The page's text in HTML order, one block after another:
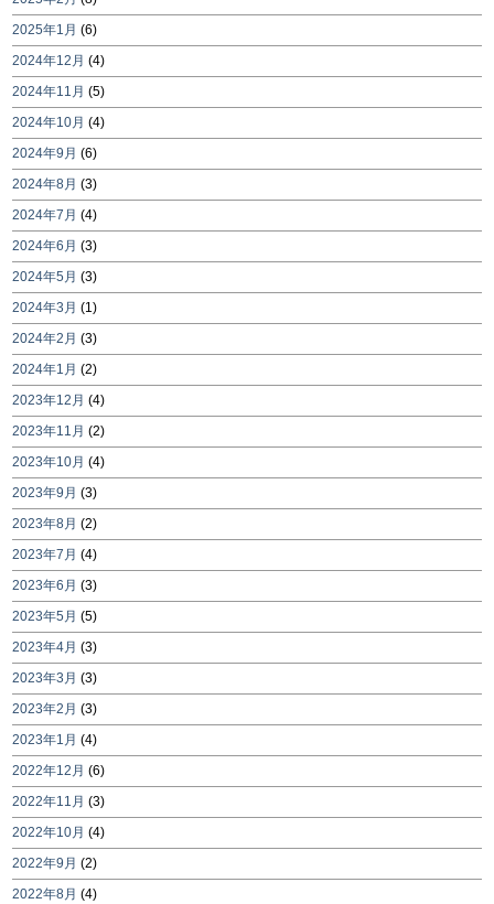
2025年1月 (6)
2024年12月 (4)
2024年11月 (5)
2024年10月 (4)
2024年9月 (6)
2024年8月 (3)
2024年7月 (4)
2024年6月 (3)
2024年5月 (3)
2024年3月 (1)
2024年2月 (3)
2024年1月 (2)
2023年12月 (4)
2023年11月 (2)
2023年10月 (4)
2023年9月 (3)
2023年8月 (2)
2023年7月 (4)
2023年6月 (3)
2023年5月 (5)
2023年4月 (3)
2023年3月 (3)
2023年2月 (3)
2023年1月 (4)
2022年12月 (6)
2022年11月 (3)
2022年10月 (4)
2022年9月 (2)
2022年8月 (4)